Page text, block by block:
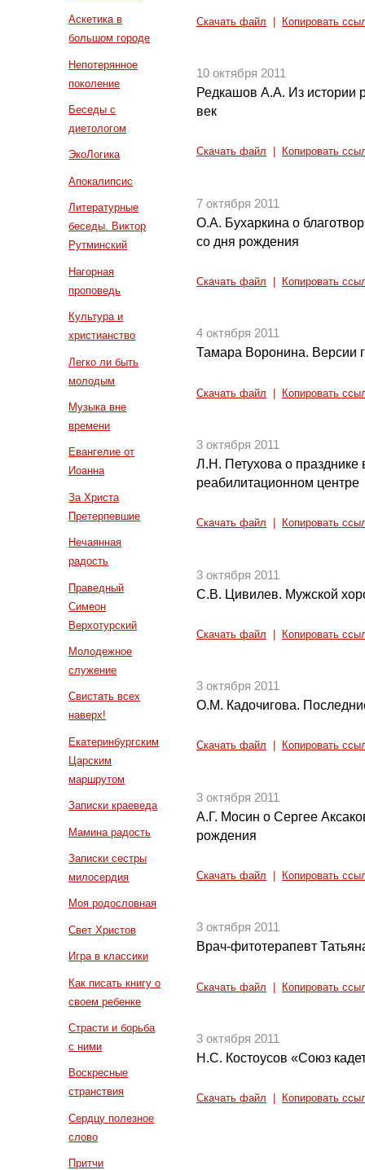
Аскетика в
большом городе
Непотерянное
поколение
Беседы с
диетологом
ЭкоЛогика
Апокалипсис
Литературные
беседы. Виктор
Рутминский
Нагорная
проповедь
Культура и
христианство
Легко ли быть
молодым
Музыка вне
времени
Евангелие от
Иоанна
За Христа
Претерпевшие
Нечаянная
радость
Праведный
Симеон
Верхотурский
Молодежное
служение
Свистать всех
наверх!
Екатеринбургским
Царским
маршрутом
Записки краеведа
Мамина радость
Записки сестры
милосердия
Моя родословная
Свет Христов
Игра в классики
Как писать книгу о
своем ребенке
Страсти и борьба
с ними
Воскресные
странствия
Сердцу полезное
слово
Притчи
Скачать файл Копировать
10 октября 2011
Редкашов А.А. Из истории
век
Скачать файл Копировать
7 октября 2011
О.А. Бухаркина о
со дня рождения
Скачать файл Копировать
4 октября 2011
Тамара Воронина. Версии
Скачать файл Копировать
3 октября 2011
Л.Н. Петухова о празднике
реабилитационном центре
Скачать файл Копировать
3 октября 2011
С.В. Цивилев. Мужской
Скачать файл Копировать
3 октября 2011
О.М. Кадочигова.
Скачать файл Копировать
3 октября 2011
А.Г. Мосин о Сергее
рождения
Скачать файл Копировать
3 октября 2011
Врач-фитотерапевт
Скачать файл Копировать
3 октября 2011
Н.С. Костоусов «Союз
Скачать файл Копировать